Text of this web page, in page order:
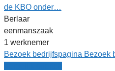
de KBO onder…
Berlaar
eenmanszaak
1 werknemer
Bezoek bedrijfspagina Bezoek